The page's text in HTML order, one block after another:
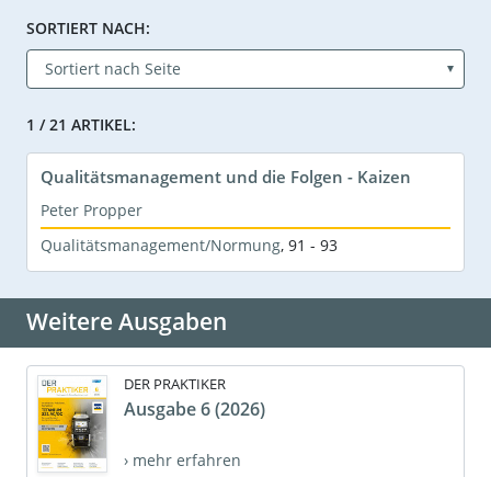
SORTIERT NACH:
1 / 21 ARTIKEL:
Qualitätsmanagement und die Folgen - Kaizen
Peter Propper
Qualitätsmanagement/Normung, 91 - 93
Weitere Ausgaben
DER PRAKTIKER
Ausgabe 6 (2026)
› mehr erfahren